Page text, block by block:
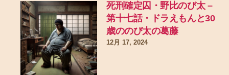
死刑確定囚・野比のび太 –
第十七話・ドラえもんと30
歳ののび太の葛藤
12月 17, 2024